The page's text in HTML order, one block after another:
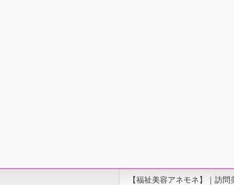
【福祉美容アネモネ】｜訪